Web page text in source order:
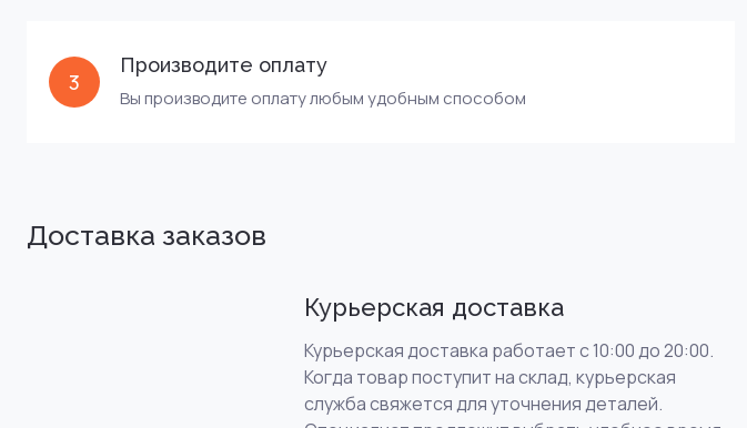
3
Производите оплату
Вы производите оплату любым удобным способом
Доставка заказов
Курьерская доставка
Курьерская доставка работает с 10:00 до 20:00.
Когда товар поступит на склад, курьерская
служба свяжется для уточнения деталей.